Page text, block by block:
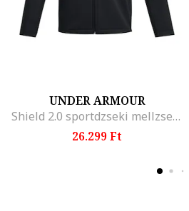
UNDER ARMOUR
Shield 2.0 sportdzseki mellzsebbel, Fekete
26.299 Ft